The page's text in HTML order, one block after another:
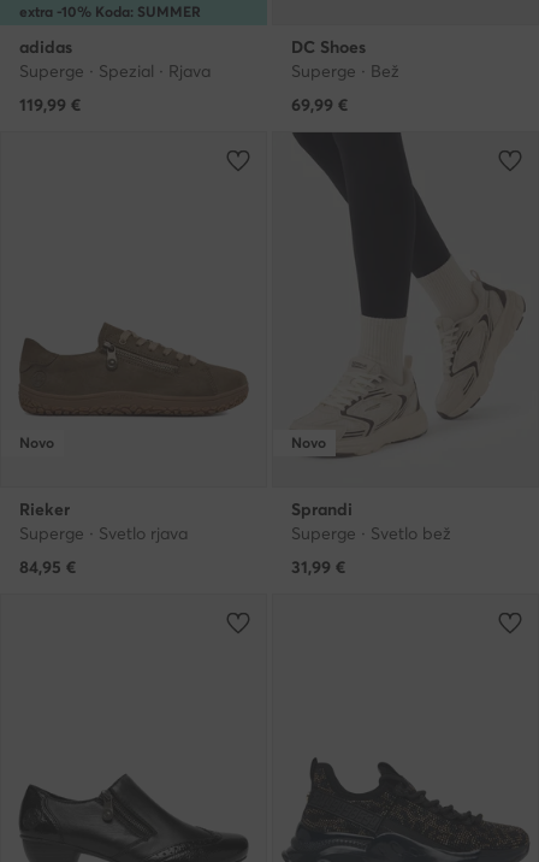
extra -10% Koda: SUMMER
adidas
Superge · Spezial · Rjava
119,99 €
DC Shoes
Superge · Bež
69,99 €
Novo
Rieker
Superge · Svetlo rjava
84,95 €
Novo
Sprandi
Superge · Svetlo bež
31,99 €